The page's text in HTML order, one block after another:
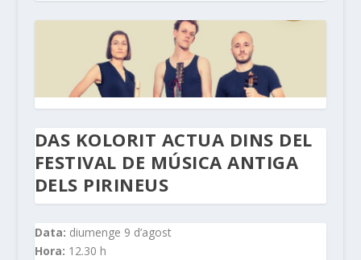
DAS KOLORIT ACTUA DINS DEL
FESTIVAL DE MÚSICA ANTIGA
DELS PIRINEUS
Data: diumenge 9 d’agost
Hora: 12.30 h